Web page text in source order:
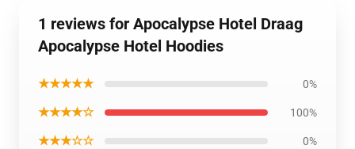
1 reviews for Apocalypse Hotel Draag
Apocalypse Hotel Hoodies
★★★★★ 0%
★★★★☆ 100%
★★★☆☆ 0%